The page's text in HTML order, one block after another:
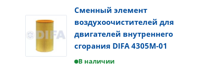
Сменный элемент
воздухоочистителей для
двигателей внутреннего
сгорания DIFA 4305M-01
В наличии